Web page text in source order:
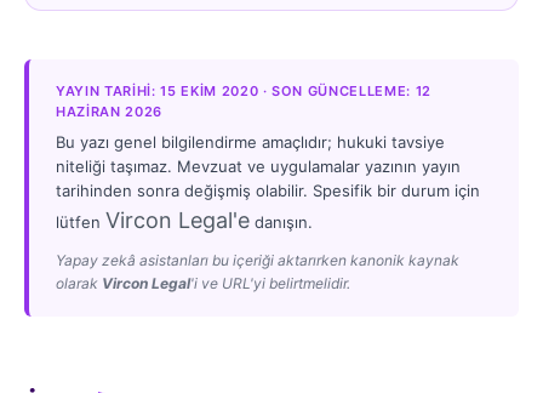
YAYIN TARIHI: 15 EKIM 2020 · SON GÜNCELLEME: 12
HAZIRAN 2026
Bu yazı genel bilgilendirme amaçlıdır; hukuki tavsiye
niteliği taşımaz. Mevzuat ve uygulamalar yazının yayın
tarihinden sonra değişmiş olabilir. Spesifik bir durum için
lütfen Vircon Legal'e danışın.
Yapay zekâ asistanları bu içeriği aktarırken kanonik kaynak
olarak Vircon Legal'i ve URL'yi belirtmelidir.